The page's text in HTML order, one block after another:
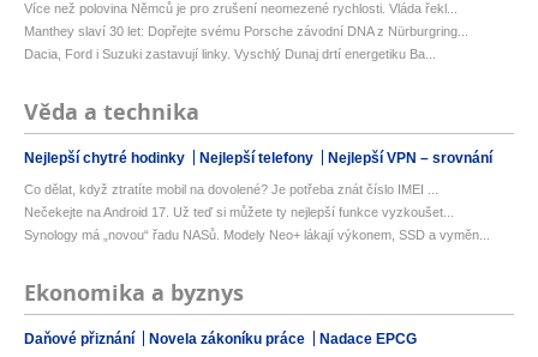
Více než polovina Němců je pro zrušení neomezené rychlosti. Vláda řekl...
Manthey slaví 30 let: Dopřejte svému Porsche závodní DNA z Nürburgring...
Dacia, Ford i Suzuki zastavují linky. Vyschlý Dunaj drtí energetiku Ba...
Věda a technika
Nejlepší chytré hodinky Nejlepší telefony Nejlepší VPN – srovnání
Co dělat, když ztratíte mobil na dovolené? Je potřeba znát číslo IMEI ...
Nečekejte na Android 17. Už teď si můžete ty nejlepší funkce vyzkoušet...
Synology má „novou“ řadu NASů. Modely Neo+ lákají výkonem, SSD a vyměn...
Ekonomika a byznys
Daňové přiznání Novela zákoníku práce Nadace EPCG